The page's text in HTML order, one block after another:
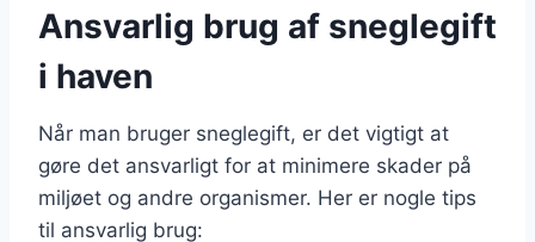
Ansvarlig brug af sneglegift
i haven
Når man bruger sneglegift, er det vigtigt at
gøre det ansvarligt for at minimere skader på
miljøet og andre organismer. Her er nogle tips
til ansvarlig brug: